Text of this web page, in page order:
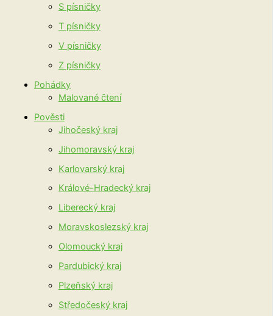
S písničky
T písničky
V písničky
Z písničky
Pohádky
Malované čtení
Pověsti
Jihočeský kraj
Jihomoravský kraj
Karlovarský kraj
Králové-Hradecký kraj
Liberecký kraj
Moravskoslezský kraj
Olomoucký kraj
Pardubický kraj
Plzeňský kraj
Středočeský kraj